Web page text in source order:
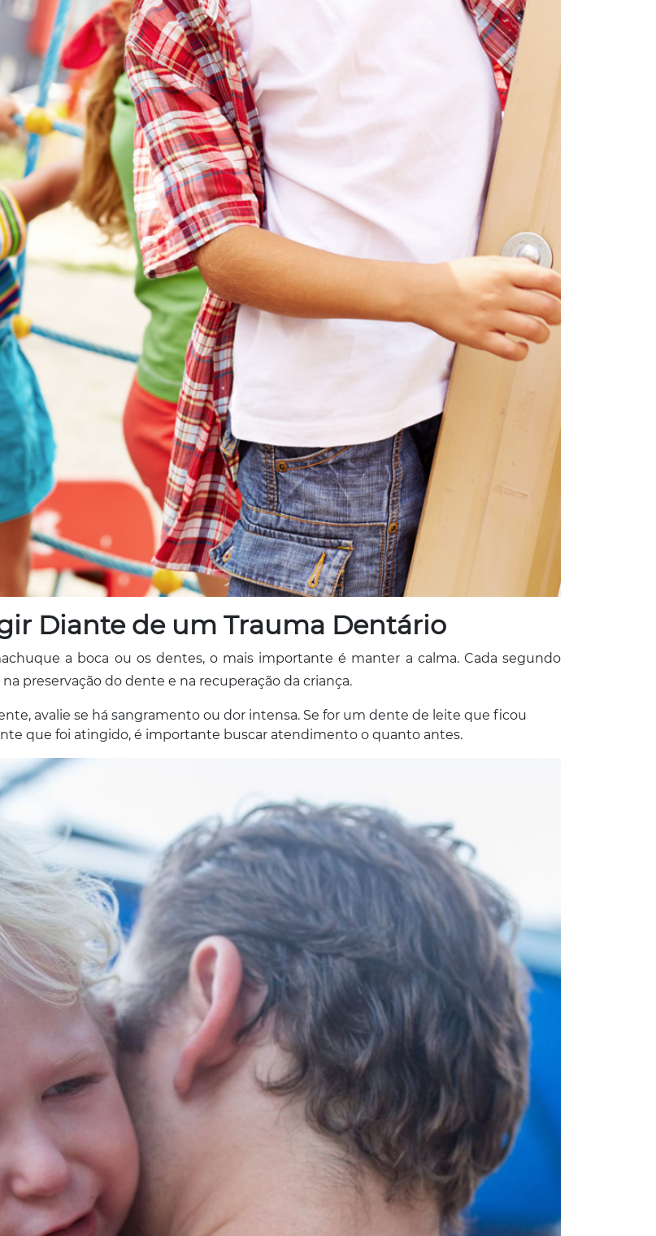
Diante de um Trauma Dentário
a boca ou os dentes, o mais importante é manter a calma. Cada segundo
preservação do dente e na recuperação da criança.
avalie se há sangramento ou dor intensa. Se for um dente de leite que ficou
que foi atingido, é importante buscar atendimento o quanto antes.